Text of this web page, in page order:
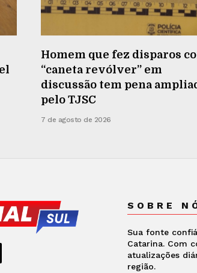
Homem que fez disparos
“caneta revólver” em
discussão tem pena
pelo TJSC
7 de agosto de 2026
SOBRE
Sua fonte
Catarina. Com
atualizações
região.